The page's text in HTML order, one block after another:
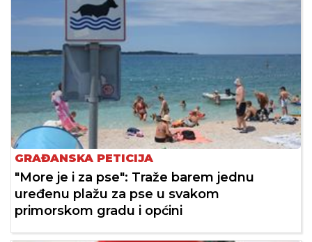
GRAĐANSKA PETICIJA
"More je i za pse": Traže barem jednu
uređenu plažu za pse u svakom
primorskom gradu i općini